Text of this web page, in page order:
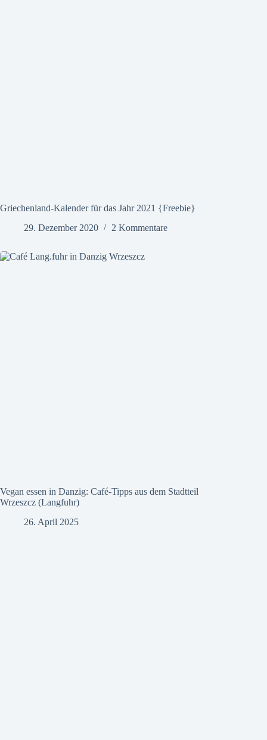
Griechenland-Kalender für das Jahr 2021 {Freebie}
29. Dezember 2020
2 Kommentare
Vegan essen in Danzig: Café-Tipps aus dem Stadtteil
Wrzeszcz (Langfuhr)
26. April 2025